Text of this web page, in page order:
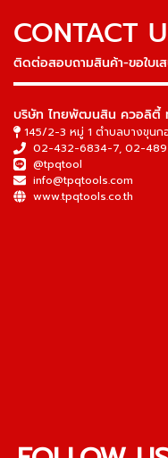
CONTACT
ติดต่อสอบถามสินค้า-ขอใบเส
บริษัท ไทยพัฒนสิน ควอลิตี้
145/2-3 หมู่ 1 ตำบลบางขุนก
02-432-6834-7, 02-
@tpqtool
info@tpqtools.com
www.tpqtools.co.th